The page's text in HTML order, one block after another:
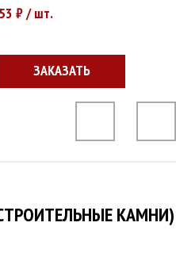
53 ₽ / шт.
ЗАКАЗАТЬ
КАМНИ)